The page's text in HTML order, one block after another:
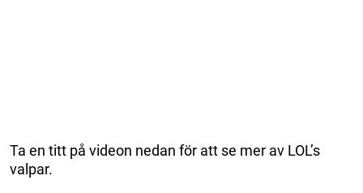
Ta en titt på videon nedan för att se mer av LOL’s
valpar.